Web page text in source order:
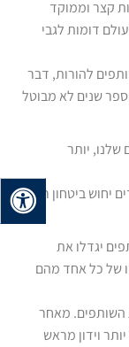
קצר וממוקד
דומות לגבי
להורות, דבר
שנים לא מבוטל
שלנו, יותר
יחוש ביטחון רב
יגדלו את
של כל אחד מהם
השותפים. מאחר
וידון מראש